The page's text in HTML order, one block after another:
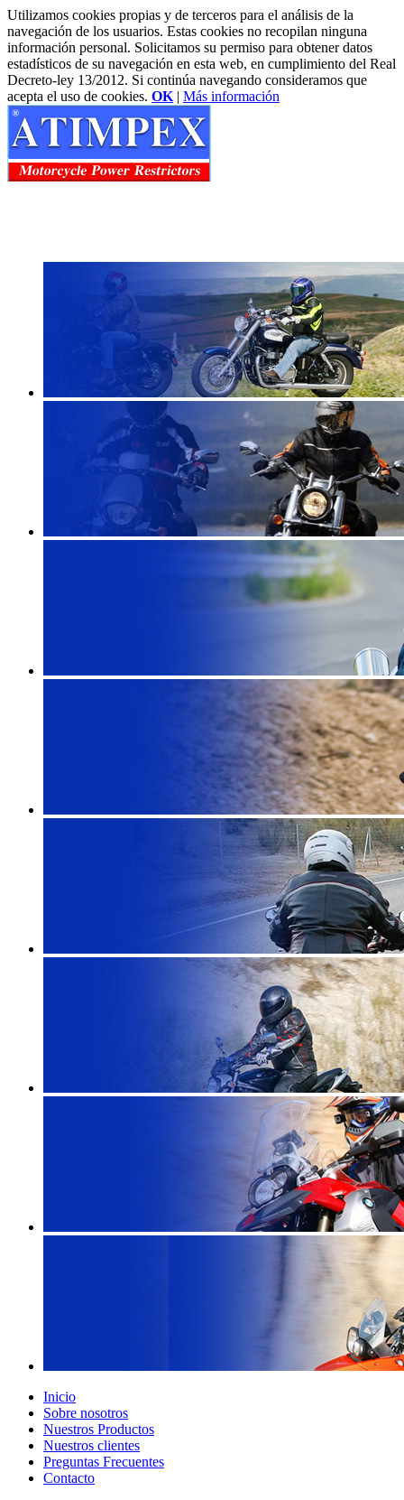
Utilizamos cookies propias y de terceros para el análisis de la
navegación de los usuarios. Estas cookies no recopilan ninguna
información personal. Solicitamos su permiso para obtener datos
estadísticos de su navegación en esta web, en cumplimiento del Real
Decreto-ley 13/2012. Si continúa navegando consideramos que
acepta el uso de cookies. OK | Más información
Inicio
Sobre nosotros
Nuestros Productos
Nuestros clientes
Preguntas Frecuentes
Contacto